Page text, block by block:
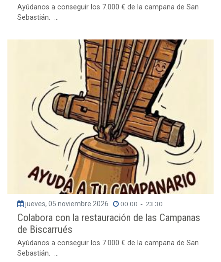
Ayúdanos a conseguir los 7.000 € de la campana de San
Sebastián. ...
jueves, 05 noviembre 2026 00:00 - 23:30
Colabora con la restauración de las Campanas
de Biscarrués
Ayúdanos a conseguir los 7.000 € de la campana de San
Sebastián. ...